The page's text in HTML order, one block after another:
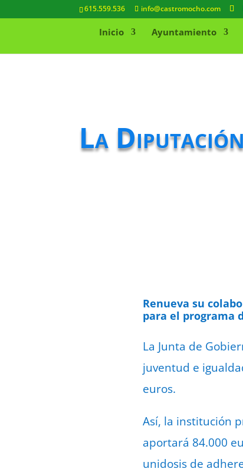
615.559.536 info@castromocho.com
Inicio Ayuntamiento
La
Renueva su
para el programa
La Junta de
juventud e
euros.
Así, la institución
aportará 84.000
unidosis de